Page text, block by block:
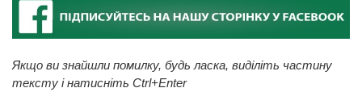
Якщо ви знайшли помилку, будь ласка, виділіть частину
тексту і натисніть Ctrl+Enter